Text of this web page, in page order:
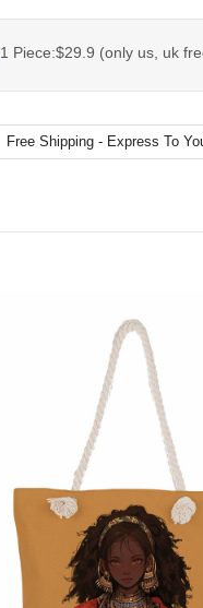
1 Piece:$29.9 (only us, uk